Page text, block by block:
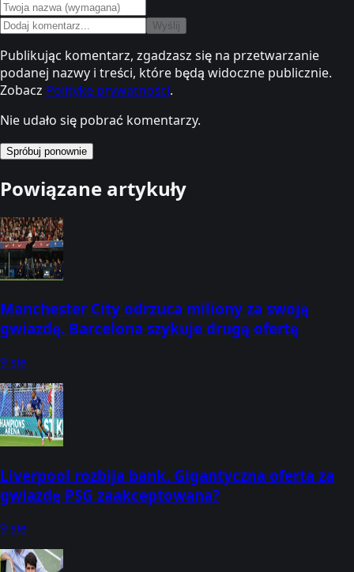
Wyślij
Publikując komentarz, zgadzasz się na przetwarzanie
podanej nazwy i treści, które będą widoczne publicznie.
Zobacz Politykę prywatności.
Nie udało się pobrać komentarzy.
Spróbuj ponownie
Powiązane artykuły
Manchester City odrzuca miliony za swoją
gwiazdę. Barcelona szykuje drugą ofertę
9 sie
Liverpool rozbija bank. Gigantyczna oferta za
gwiazdę PSG zaakceptowana?
9 sie